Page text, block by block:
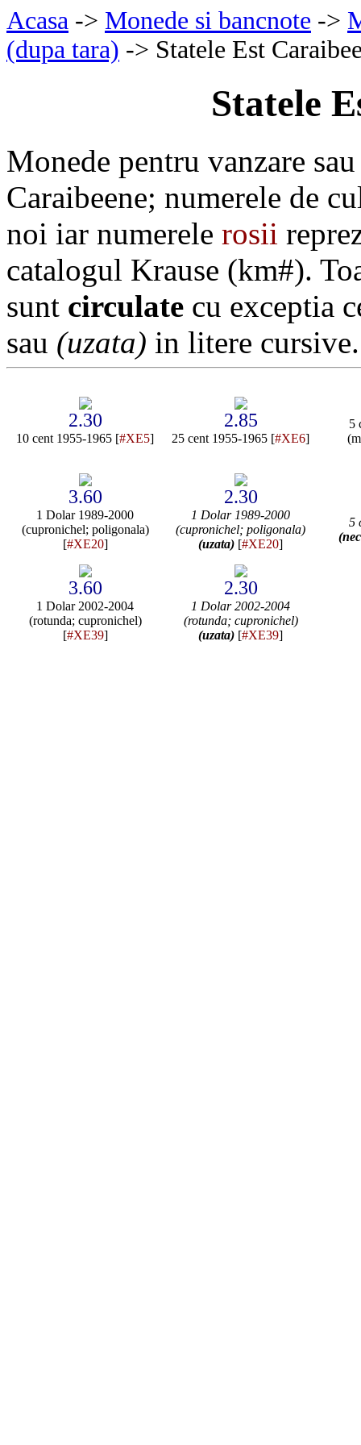
Acasa -> Monede si bancnote ->
(dupa tara) -> Statele Est
Statele
Monede pentru vanzare
Caraibeene; numerele de
noi iar numerele rosii
catalogul Krause (km#).
sunt circulate cu exceptia
sau (uzata) in litere cursive.
2.30
10 cent 1955-1965 [#XE5]
2.85
25 cent 1955-1965 [#XE6]
5
3.60
1 Dolar 1989-2000
(cupronichel; poligonala)
[#XE20]
2.30
1 Dolar 1989-2000
(cupronichel; poligonala)
(uzata) [#XE20]
5
3.60
1 Dolar 2002-2004
(rotunda; cupronichel)
[#XE39]
2.30
1 Dolar 2002-2004
(rotunda; cupronichel)
(uzata) [#XE39]